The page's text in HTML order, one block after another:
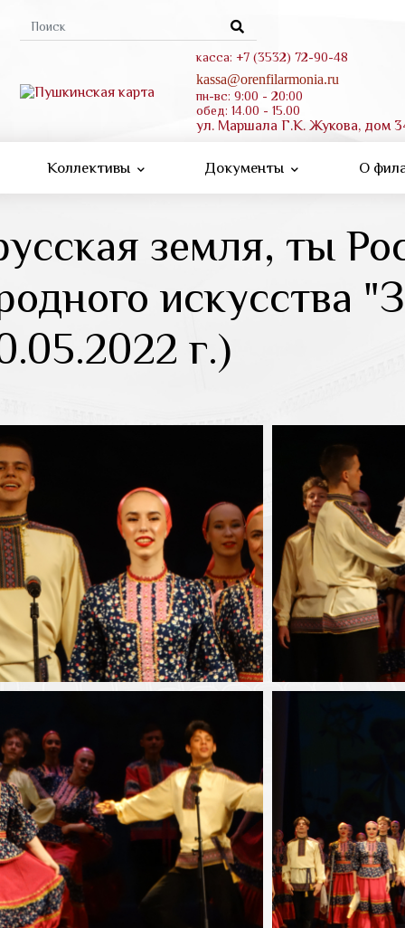
Форма
касса: +7 (3532) 72-90-48
kassa@orenfilarmonia.ru
пн-вс: 9:00 - 20:00
обед: 14.00 - 15.00
ул. Маршала Г.К. Жукова, дом
Коллективы Документы О
земля, ты
искусства
г.)